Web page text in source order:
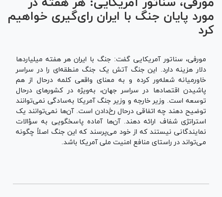
مورد پایان جنگ با ایران رای‌گیری خواهیم
کرد
مورفی، سناتور آمریکایی گفت: جنگ با ایران هر هفته میلیاردها
دلار هزینه دارد. این جنگ آتش یک جنگ منطقه‌ای را در سراسر
خاورمیانه شعله‌ور کرده و به معنای واقعی کلمه درحال از هم
پاشیدن اقتصادها در سراسر جهان، به‌ویژه در کشورهای درحال
توسعه است. وزیر خارجه و وزیر جنگ آمریکا به‌سادگی نمی‌توانند
توضیح دهند چه اتفاقی درحال رخ‌دادن است. آن‌ها نمی‌توانند یک
استراتژی شفاف ارائه دهند. آن‌ها آماده پاسخگویی به سؤالات
نمایندگانی نیستند که از خود می‌پرسند که این جنگ اصلاً چگونه
می‌تواند در راستای منافع امنیت ملی آمریکا باشد.